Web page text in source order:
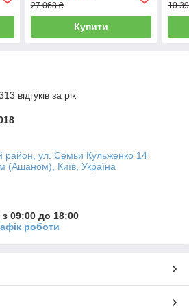
27 068 ₴
Купити
10
відгуків за рік
район, ул. Семьи Кульженко 14
(Ашаном), Київ, Україна
09:00 до 18:00
роботи